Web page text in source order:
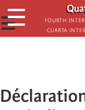
Passar
para
o
Fourth
Cuarta
☰
☰